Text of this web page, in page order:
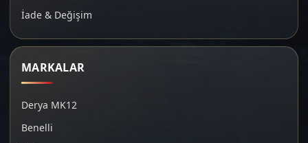
İade & Değişim
MARKALAR
Derya MK12
Benelli